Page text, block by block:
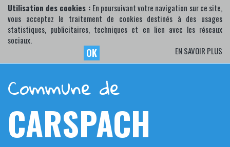
Utilisation des cookies : En poursuivant votre navigation sur ce site,
vous acceptez le traitement de cookies destinés à des usages
statistiques, publicitaires, techniques et en lien avec les réseaux
sociaux.
OK EN SAVOIR PLUS
Commune de
CARSPACH